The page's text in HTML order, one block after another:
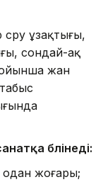
ұзақтығы,
сондай-ақ
жан
бөлінеді:
жоғары;